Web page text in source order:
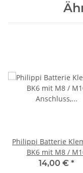
Philippi Batterie
BK6 mit M8 /
Anschluss,
14,00 € *